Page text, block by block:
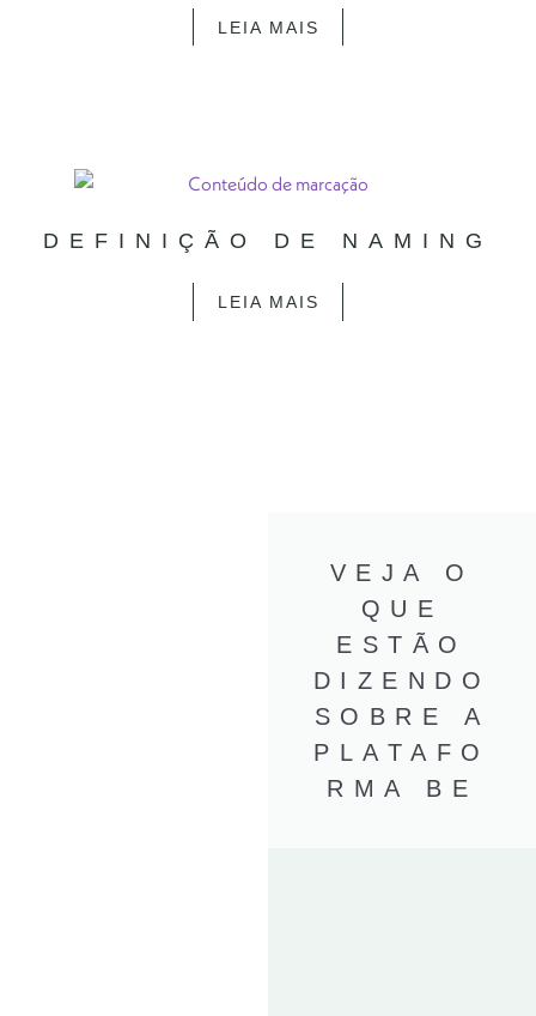
LEIA MAIS
DEFINIÇÃO DE NAMING
LEIA MAIS
VEJA O
QUE
ESTÃO
DIZENDO
SOBRE A
PLATAFO
RMA BE